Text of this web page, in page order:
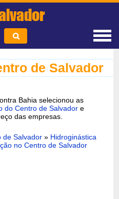
de Salvador
Bahia selecionou as
do Centro de Salvador e
das empresas.
de Salvador » Hidroginástica
no Centro de Salvador